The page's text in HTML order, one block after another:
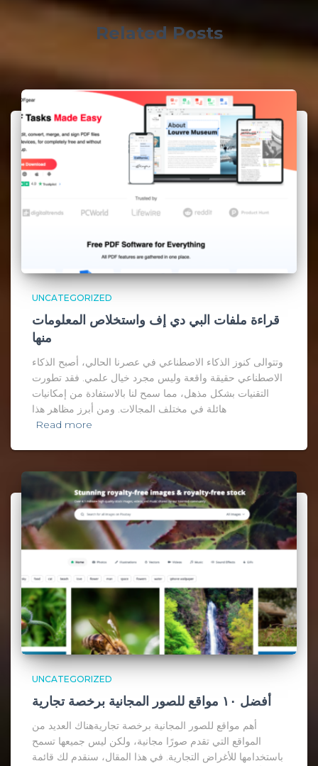
Related Posts
UNCATEGORIZED
قراءة ملفات البي دي إف واستخلاص المعلومات
منها
وتتوالى كنوز الذكاء الاصطناعي في عصرنا الحالي، أصبح الذكاء
الاصطناعي حقيقة واقعة وليس مجرد خيال علمي. فقد تطورت
التقنيات بشكل مذهل، مما سمح لنا بالاستفادة من إمكانيات
هائلة في مختلف المجالات. ومن أبرز مظاهر هذا
Read more
UNCATEGORIZED
أفضل ١٠ مواقع للصور المجانية برخصة تجارية
أهم مواقع للصور المجانية برخصة تجاريةهناك العديد من
المواقع التي تقدم صورًا مجانية، ولكن ليس جميعها تسمح
باستخدامها للأغراض التجارية. في هذا المقال، سنقدم لك قائمة